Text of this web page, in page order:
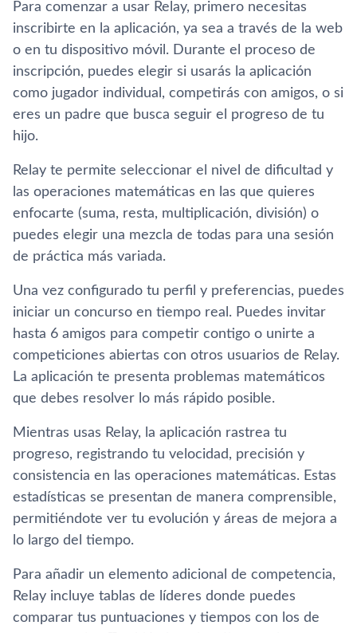
Para comenzar a usar Relay, primero necesitas
inscribirte en la aplicación, ya sea a través de la web
o en tu dispositivo móvil. Durante el proceso de
inscripción, puedes elegir si usarás la aplicación
como jugador individual, competirás con amigos, o si
eres un padre que busca seguir el progreso de tu
hijo.
Relay te permite seleccionar el nivel de dificultad y
las operaciones matemáticas en las que quieres
enfocarte (suma, resta, multiplicación, división) o
puedes elegir una mezcla de todas para una sesión
de práctica más variada.
Una vez configurado tu perfil y preferencias, puedes
iniciar un concurso en tiempo real. Puedes invitar
hasta 6 amigos para competir contigo o unirte a
competiciones abiertas con otros usuarios de Relay.
La aplicación te presenta problemas matemáticos
que debes resolver lo más rápido posible.
Mientras usas Relay, la aplicación rastrea tu
progreso, registrando tu velocidad, precisión y
consistencia en las operaciones matemáticas. Estas
estadísticas se presentan de manera comprensible,
permitiéndote ver tu evolución y áreas de mejora a
lo largo del tiempo.
Para añadir un elemento adicional de competencia,
Relay incluye tablas de líderes donde puedes
comparar tus puntuaciones y tiempos con los de